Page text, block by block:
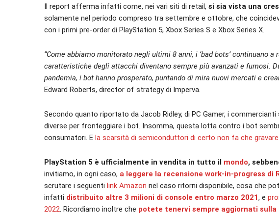
Il report afferma infatti come, nei vari siti di retail, si sia vista una
solamente nel periodo compreso tra settembre e ottobre, che
con i primi pre-order di PlayStation 5, Xbox Series S e Xbox Series X.
“Come abbiamo monitorato negli ultimi 8 anni, i ‘bad bots’ continuano a
caratteristiche degli attacchi diventano sempre più avanzati e fumosi.
pandemia, i bot hanno prosperato, puntando di mira nuovi mercati e
Edward Roberts, director of strategy di Imperva.
Secondo quanto riportato da Jacob Ridley, di PC Gamer, i
diverse per fronteggiare i bot. Insomma, questa lotta contro i bot
consumatori. E la scarsità di semiconduttori di certo non fa che
PlayStation 5 è ufficialmente in vendita in tutto il mondo,
invitiamo, in ogni caso, a leggere la recensione work-in-progress di
scrutare i seguenti link Amazon nel caso ritorni disponibile, cosa che
infatti distribuito altre 3 milioni di console entro marzo 2021, e
2022. Ricordiamo inoltre che potete tenervi sempre aggiornati